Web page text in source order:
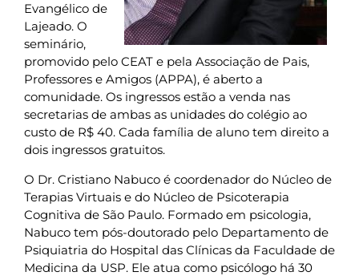
Evangélico de
Lajeado. O
seminário,
promovido pelo CEAT e pela Associação de Pais,
Professores e Amigos (APPA), é aberto a
comunidade. Os ingressos estão a venda nas
secretarias de ambas as unidades do colégio ao
custo de R$ 40. Cada família de aluno tem direito a
dois ingressos gratuitos.
O Dr. Cristiano Nabuco é coordenador do Núcleo de
Terapias Virtuais e do Núcleo de Psicoterapia
Cognitiva de São Paulo. Formado em psicologia,
Nabuco tem pós-doutorado pelo Departamento de
Psiquiatria do Hospital das Clínicas da Faculdade de
Medicina da USP. Ele atua como psicólogo há 30